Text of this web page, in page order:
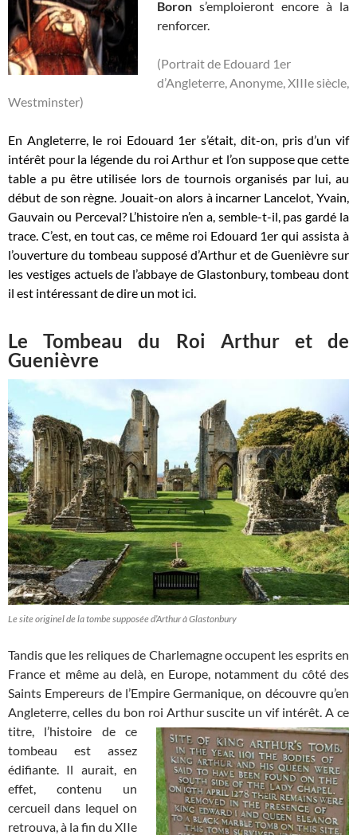
Boron s’emploieront encore à la
renforcer.
(Portrait de Edouard 1er
d’Angleterre, Anonyme, XIIIe siècle,
Westminster)
En Angleterre, le roi Edouard 1er s’était, dit-on, pris d’un vif
intérêt pour la légende du roi Arthur et l’on suppose que cette
table a pu être utilisée lors de tournois organisés par lui, au
début de son règne. Jouait-on alors à incarner Lancelot, Yvain,
Gauvain ou Perceval? L’histoire n’en a, semble-t-il, pas gardé la
trace. C’est, en tout cas, ce même roi Edouard 1er qui assista à
l’ouverture du tombeau supposé d’Arthur et de Guenièvre sur
les vestiges actuels de l’abbaye de Glastonbury, tombeau dont
il est intéressant de dire un mot ici.
Le Tombeau du Roi Arthur et de
Guenièvre
Le site originel de la tombe supposée d’Arthur à Glastonbury
Tandis que les reliques de Charlemagne occupent les esprits en
France et même au delà, en Europe, notamment du côté des
Saints Empereurs de l’Empire Germanique, on découvre qu’en
Angleterre, celles du bon roi Arthur suscite un vif intérêt. A ce
titre, l’histoire de ce
tombeau est assez
édifiante. Il aurait, en
effet, contenu un
cercueil dans lequel on
retrouva, à la fin du XIIe